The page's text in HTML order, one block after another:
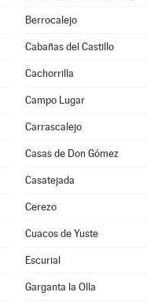
Berrocalejo
Cabañas del Castillo
Cachorrilla
Campo Lugar
Carrascalejo
Casas de Don Gómez
Casatejada
Cerezo
Cuacos de Yuste
Escurial
Garganta la Olla